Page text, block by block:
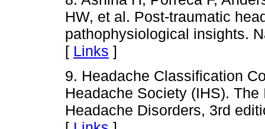
HW, et al. Post-traumatic
pathophysiological insights.
[ Links ]
9. Headache Classification
Headache Society (IHS).
Headache Disorders, 3rd